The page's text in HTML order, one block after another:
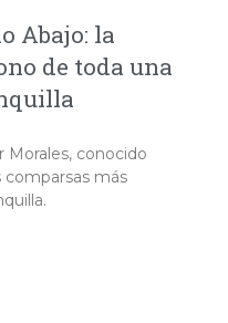
Abajo: la
de toda una
Morales, conocido
comparsas más